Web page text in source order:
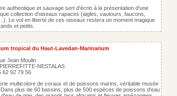
authentique et sauvage sert d'écrin à la présentation d'une
collection d'oiseaux rapaces (aigles, vautours, faucons,
Le vol en liberté de ces oiseaux restera un moment magique
et petits.
tropical du Haut-Lavedan-Marinarium
Jean Moulin
NESTALAS
62 92 79 56
multicolore de coraux et de poissons marins, véritable musée
plus de 60 bassins, plus de 500 espèces de poissons d'eau